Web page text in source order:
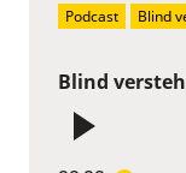
Blind
Podcast
Blind